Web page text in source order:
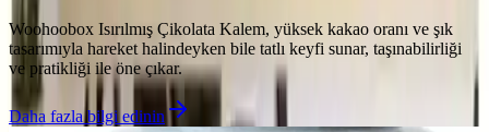
Woohoobox Isırılmış Çikolata Kalem, yüksek kakao oranı ve şık
tasarımıyla hareket halindeyken bile tatlı keyfi sunar, taşınabilirliği
ve pratikliği ile öne çıkar.
Daha fazla bilgi edinin